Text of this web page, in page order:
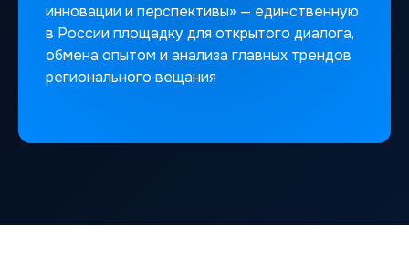
инновации и перспективы» — единственную
в России площадку для открытого диалога,
обмена опытом и анализа главных трендов
регионального вещания